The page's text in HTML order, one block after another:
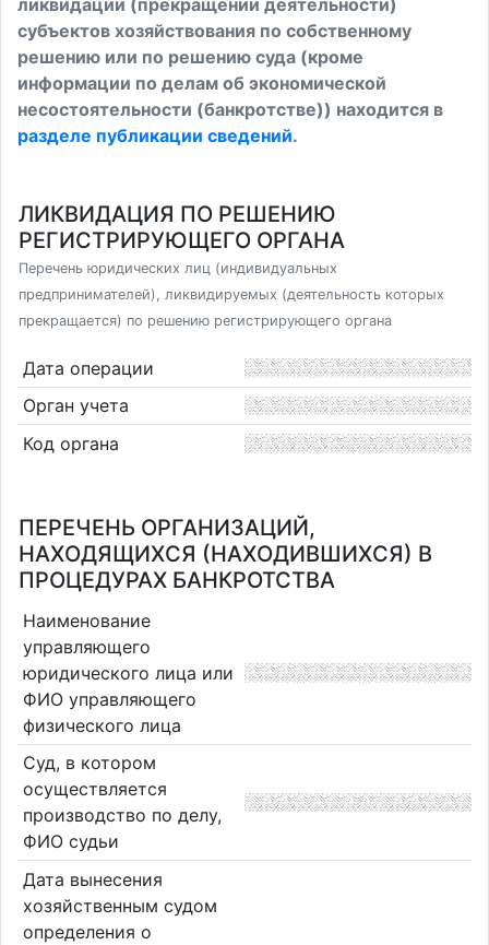
ликвидации (прекращении деятельности)
субъектов хозяйствования по собственному
решению или по решению суда (кроме
информации по делам об экономической
несостоятельности (банкротстве)) находится в
разделе публикации сведений.
ЛИКВИДАЦИЯ ПО РЕШЕНИЮ
РЕГИСТРИРУЮЩЕГО ОРГАНА
Перечень юридических лиц (индивидуальных
предпринимателей), ликвидируемых (деятельность которых
прекращается) по решению регистрирующего органа
Дата операции
Орган учета
Код органа
ПЕРЕЧЕНЬ ОРГАНИЗАЦИЙ,
НАХОДЯЩИХСЯ (НАХОДИВШИХСЯ) В
ПРОЦЕДУРАХ БАНКРОТСТВА
Наименование
управляющего
юридического лица или
ФИО управляющего
физического лица
Суд, в котором
осуществляется
производство по делу,
ФИО судьи
Дата вынесения
хозяйственным судом
определения о